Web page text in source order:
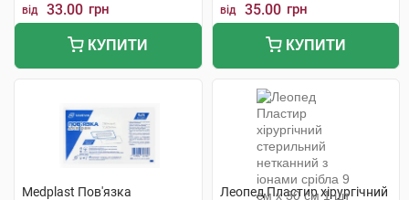
від 33.00 грн
КУПИТИ
від 35.00 грн
КУПИТИ
Medplast Пов'язка
Леопед Пластир хірургічний